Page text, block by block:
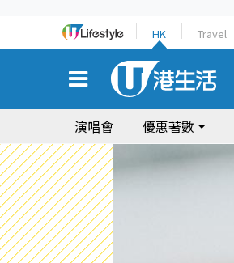
HK Travel
演唱會 優惠著數